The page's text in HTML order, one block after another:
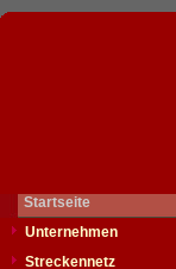
Startseite
Unternehmen
Streckennetz